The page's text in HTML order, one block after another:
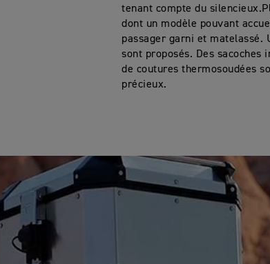
tenant compte du
dont un modèle pouvant
passager garni et matelassé.
sont proposés. Des
de coutures thermosoudées
précieux.